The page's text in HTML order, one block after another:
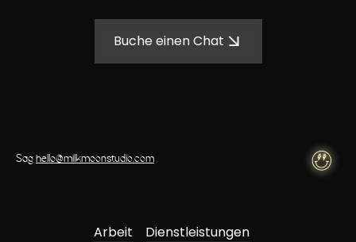
Buche einen Chat
Saghello@milkmoonstudio.com
Arbeit
Dienstleistungen